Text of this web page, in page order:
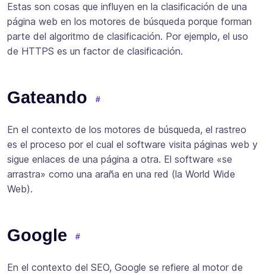
Estas son cosas que influyen en la clasificación de una
página web en los motores de búsqueda porque forman
parte del algoritmo de clasificación. Por ejemplo, el uso
de HTTPS es un factor de clasificación.
Gateando
En el contexto de los motores de búsqueda, el rastreo
es el proceso por el cual el software visita páginas web y
sigue enlaces de una página a otra. El software «se
arrastra» como una araña en una red (la World Wide
Web).
Google
En el contexto del SEO, Google se refiere al motor de